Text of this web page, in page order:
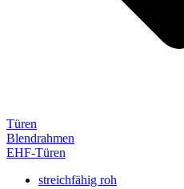
Türen
Blendrahmen
EHF-Türen
streichfähig roh